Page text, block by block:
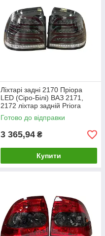
Ліхтарі задні 2170 Пріора
LED (Сіро-Білі) ВАЗ 2171,
2172 ліхтар задній Priora
ZFT-372 (2шт лівий та
правий)
Готово до відправки
3 365,94 ₴
Купити